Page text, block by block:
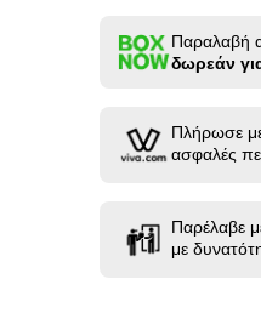
0.7ohm
(14-
Τεμάχιο
(14-
Παραλαβή
δωρεάν
Πλήρωσε
ασφαλές
Παρέλαβε
με